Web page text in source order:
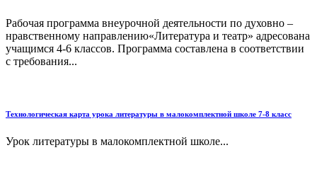
Рабочая программа внеурочной деятельности по духовно –
нравственному направлению«Литература и театр» адресована
учащимся 4-6 классов. Программа составлена в соответствии
с требования...
Технологическая карта урока литературы в малокомплектной школе 7-8 класс
Урок литературы в малокомплектной школе...